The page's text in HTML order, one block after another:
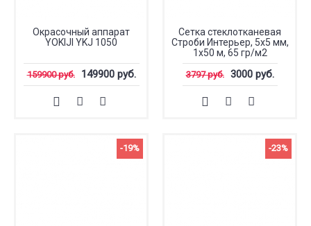
Окрасочный аппарат
YOKIJI YKJ 1050
159900 руб. 149900 руб.
Сетка стеклотканевая
Строби Интерьер, 5x5 мм,
1x50 м, 65 гр/м2
3797 руб. 3000 руб.
-19% -23%